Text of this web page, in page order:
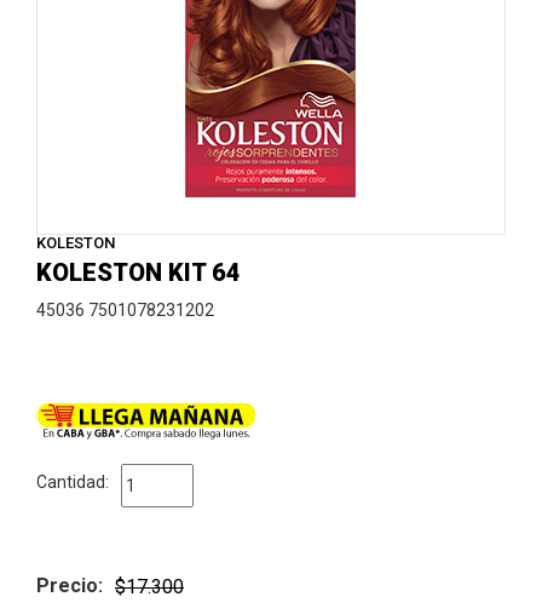
KOLESTON
KOLESTON KIT 64
45036 7501078231202
Cantidad:
Precio: $17.300